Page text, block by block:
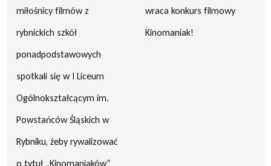
miłośnicy filmów z
rybnickich szkół
ponadpodstawowych
spotkali się w I Liceum
Ogólnokształcącym im.
Powstańców Śląskich w
Rybniku, żeby rywalizować
o tytuł „Kinomaniaków”
wraca konkurs filmowy
Kinomaniak!